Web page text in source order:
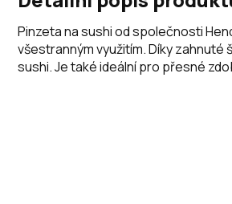
Pinzeta na sushi od společnosti
všestranným využitím. Díky
sushi. Je také ideální pro přesné